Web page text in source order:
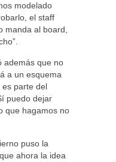
modelado
el staff
manda al board,
además que no
a un esquema
es parte del
puedo dejar
que hagamos no
puso la
ahora la idea